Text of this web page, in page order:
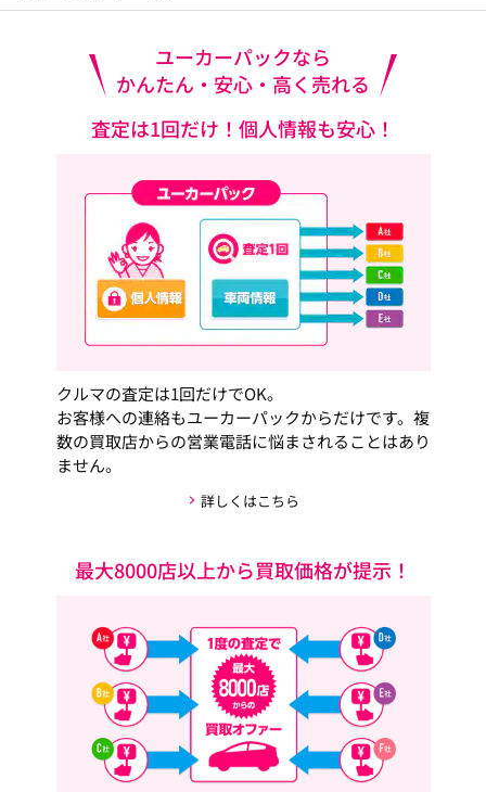
ユーカーパックなら
かんたん・安心・高く売れる
査定は1回だけ！個人情報も安心！
クルマの査定は1回だけでOK。
お客様への連絡もユーカーパックからだけです。複
数の買取店からの営業電話に悩まされることはあり
ません。
詳しくはこちら
最大8000店以上から買取価格が提示！